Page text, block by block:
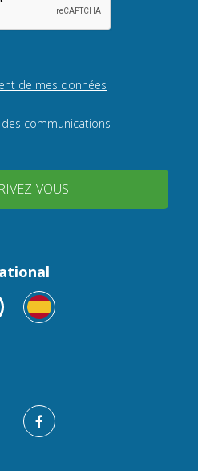
de mes données
des communications
VOUS